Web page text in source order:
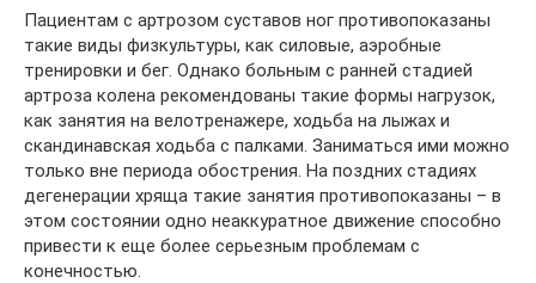
Пациентам с артрозом суставов ног противопоказаны
такие виды физкультуры, как силовые, аэробные
тренировки и бег. Однако больным с ранней стадией
артроза колена рекомендованы такие формы нагрузок,
как занятия на велотренажере, ходьба на лыжах и
скандинавская ходьба с палками. Заниматься ими можно
только вне периода обострения. На поздних стадиях
дегенерации хряща такие занятия противопоказаны – в
этом состоянии одно неаккуратное движение способно
привести к еще более серьезным проблемам с
конечностью.